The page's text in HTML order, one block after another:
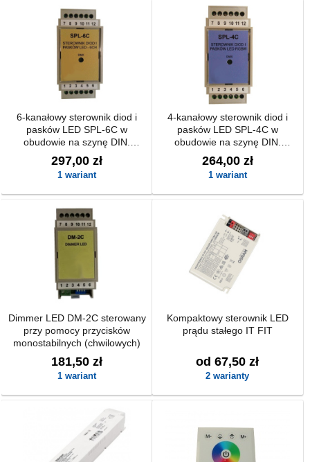
6-kanałowy sterownik diod i
pasków LED SPL-6C w
obudowie na szynę DIN.
Sterowany za pomocą
protokołu DMX.
297,00 zł
1 wariant
4-kanałowy sterownik diod i
pasków LED SPL-4C w
obudowie na szynę DIN.
Sterowany za pomocą
protokołu DMX.
264,00 zł
1 wariant
Dimmer LED DM-2C sterowany
przy pomocy przycisków
monostabilnych (chwilowych)
181,50 zł
1 wariant
Kompaktowy sterownik LED
prądu stałego IT FIT
od 67,50 zł
2 warianty